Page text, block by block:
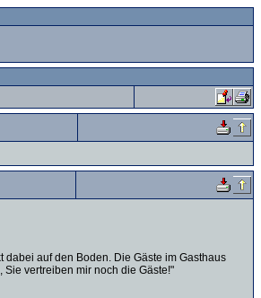
auf den Boden. Die Gäste im Gasthaus
vertreiben mir noch die Gäste!"